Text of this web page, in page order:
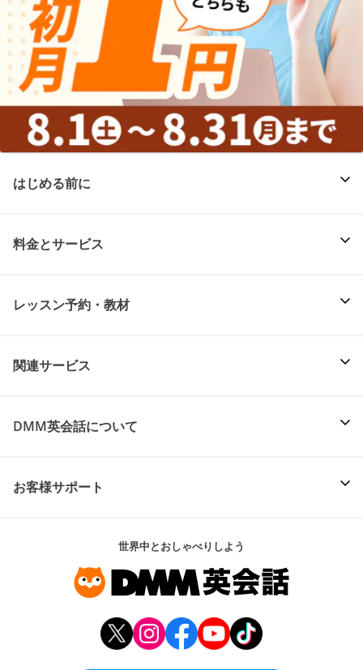
はじめる前に
料金とサービス
レッスン予約・教材
関連サービス
DMM英会話について
お客様サポート
世界中とおしゃべりしよう